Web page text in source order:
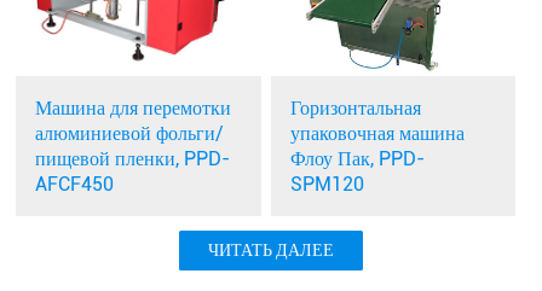
Машина для перемотки
алюминиевой фольги/
пищевой пленки, PPD-
AFCF450
Горизонтальная
упаковочная машина
Флоу Пак, PPD-
SPM120
ЧИТАТЬ ДАЛЕЕ